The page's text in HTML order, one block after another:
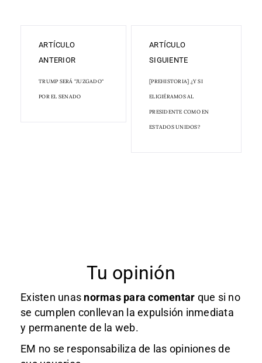
ARTÍCULO
ANTERIOR
TRUMP SERÁ "JUZGADO"
POR EL SENADO
ARTÍCULO
SIGUIENTE
[PREHISTORIA] ¿Y SI
ELIGIÉRAMOS AL
PRESIDENTE COMO EN
ESTADOS UNIDOS?
Tu opinión
Existen unas normas para comentar que si no
se cumplen conllevan la expulsión inmediata
y permanente de la web.
EM no se responsabiliza de las opiniones de